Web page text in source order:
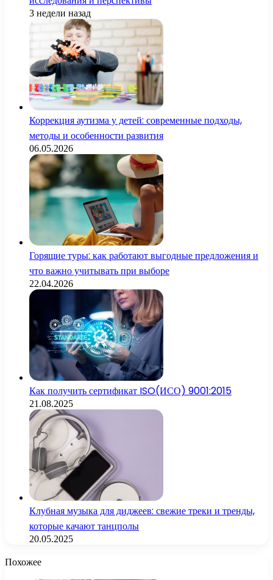
3 недели назад
Коррекция аутизма у детей: современные подходы,
методы и особенности развития
06.05.2026
Горящие туры: как работают выгодные предложения и
что важно учитывать при выборе
22.04.2026
Как получить сертификат ISO(ИСО) 9001:2015
21.08.2025
Клубная музыка для диджеев: свежие треки и тренды,
которые качают танцполы
20.05.2025
Похожее